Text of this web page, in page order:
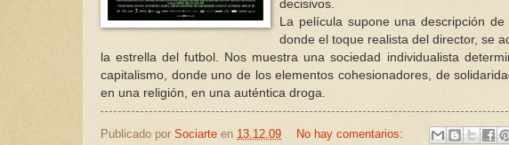
decisivos.
La película supone una descripción
donde el toque realista del director, se
la estrella del futbol. Nos muestra una sociedad individualista
capitalismo, donde uno de los elementos cohesionadores, de
en una religión, en una auténtica droga.
Publicado por Sociarte en 13.12.09
No hay comentarios: